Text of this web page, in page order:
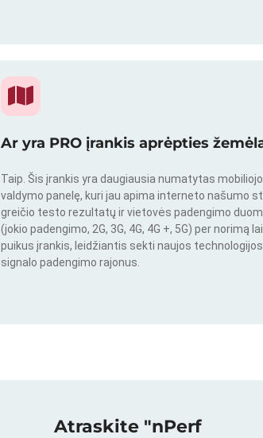
Ar yra PRO įrankis aprėpties
Taip. Šis įrankis yra daugiausia numatytas
valdymo panelę, kuri jau apima interneto našumo
greičio testo rezultatų ir vietovės padengimo
(jokio padengimo, 2G, 3G, 4G, 4G +, 5G) per
puikus įrankis, leidžiantis sekti naujos
signalo padengimo rajonus.
Atraskite "nPerf